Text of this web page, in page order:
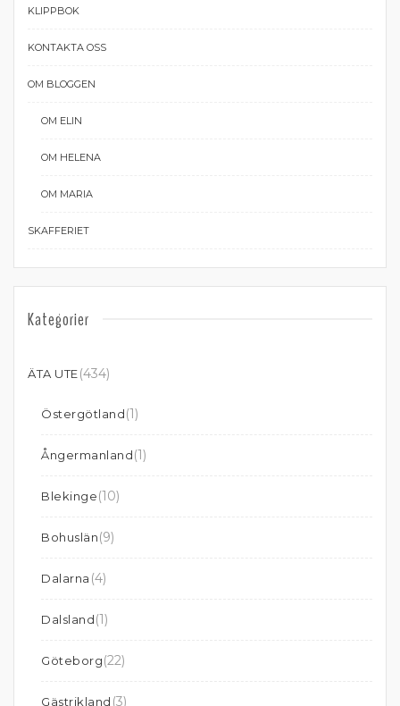
KLIPPBOK
KONTAKTA OSS
OM BLOGGEN
OM ELIN
OM HELENA
OM MARIA
SKAFFERIET
Kategorier
ÄTA UTE(434)
Östergötland(1)
Ångermanland(1)
Blekinge(10)
Bohuslän(9)
Dalarna (4)
Dalsland(1)
Göteborg(22)
Gästrikland (3)